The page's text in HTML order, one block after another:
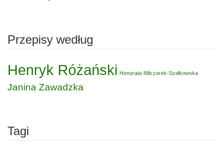
Przepisy według
Henryk Różański Honorata Milczarek-Szałkowska
Janina Zawadzka
Tagi